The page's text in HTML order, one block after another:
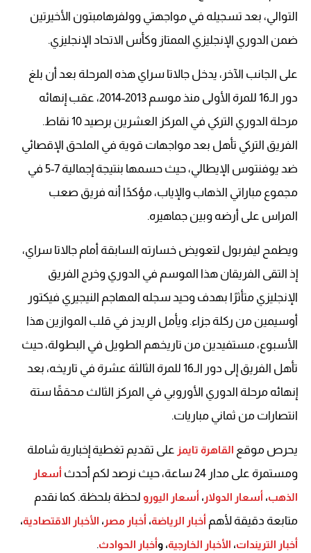
التوالي، بعد تسجيله في مواجهتي وولفرهامبتون الأخيرتين
ضمن الدوري الإنجليزي الممتاز وكأس الاتحاد الإنجليزي.
على الجانب الآخر، يدخل جالاتا سراي هذه المرحلة بعد أن بلغ
دور الـ16 للمرة الأولى منذ موسم 2013-2014، عقب إنهائه
مرحلة الدوري التركي في المركز العشرين برصيد 10 نقاط.
الفريق التركي تأهل بعد مواجهات قوية في الملحق الإقصائي
ضد يوفنتوس الإيطالي، حيث حسمها بنتيجة إجمالية 7-5 في
مجموع مباراتي الذهاب والإياب، مؤكدًا أنه فريق صعب
المراس على أرضه وبين جماهيره.
ويطمح ليفربول لتعويض خسارته السابقة أمام جالاتا سراي،
إذ التقى الفريقان هذا الموسم في الدوري وخرج الفريق
الإنجليزي متأثرًا بهدف وحيد سجله المهاجم النيجيري فيكتور
أوسيمين من ركلة جزاء. ويأمل الريدز في قلب الموازين هذا
الأسبوع، مستفيدين من تاريخهم الطويل في البطولة، حيث
تأهل الفريق إلى دور الـ16 للمرة الثالثة عشرة في تاريخه، بعد
إنهائه مرحلة الدوري الأوروبي في المركز الثالث محققًا ستة
انتصارات من ثماني مباريات.
يحرص موقع القاهرة تايمز على تقديم تغطية إخبارية شاملة
ومستمرة على مدار 24 ساعة، حيث نرصد لكم أحدث
أسعار
الذهب، أسعار الدولار ، أسعار اليورولحظة بلحظة. كما نقدم
متابعة دقيقة لأهم أخبار الرياضة، أخبار مصر ، الأخبار الاقتصادية،
أخبار التريندات، الأخبار الخارجية، وأخبار الحوادث.